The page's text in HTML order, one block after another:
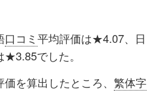
口コミ 平均評価は★4.07、日
でした。
を算出したところ、 繁体字